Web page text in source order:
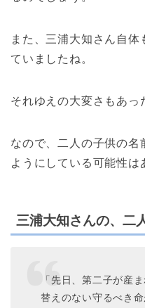
また、三浦大知さん自体
ていましたね。
それゆえの大変さもあっ
なので、二人の子供の名
ようにしている可能性は
三浦大知さんの、二
「先日、第二子が
替えのない守るべき